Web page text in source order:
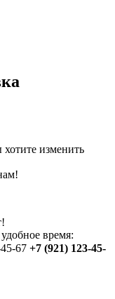
изменить
время:
67 +7 (921) 123-45-